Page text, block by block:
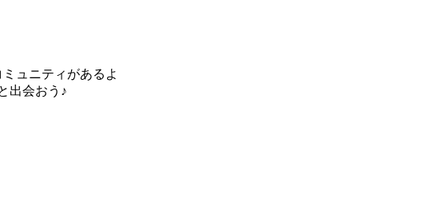
ュニティがあるよ
出会おう♪